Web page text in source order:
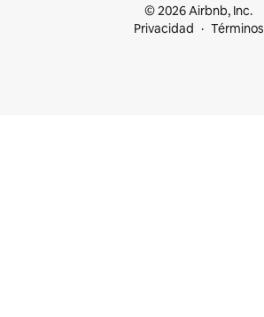
© 2026 Airbnb, Inc.
Privacidad
Términos